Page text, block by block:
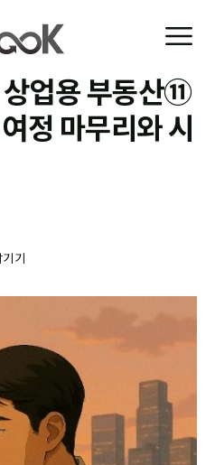
업용 부동산⑪
정 마무리와 시
기